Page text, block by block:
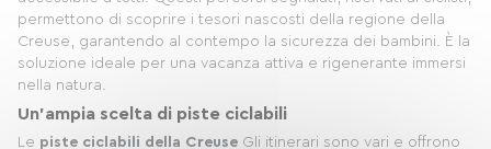
permettono di scoprire i tesori nascosti della regione della
Creuse, garantendo al contempo la sicurezza dei bambini. È la
soluzione ideale per una vacanza attiva e rigenerante immersi
nella natura.
Un'ampia scelta di piste ciclabili
Le piste ciclabili della Creuse Gli itinerari sono vari e offrono